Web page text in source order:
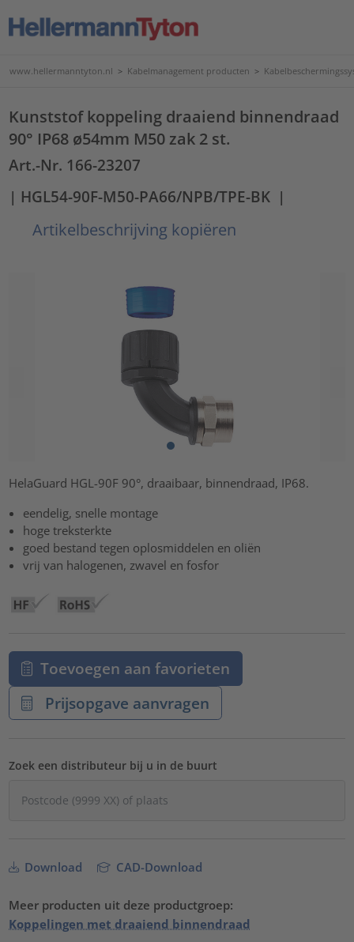
www.hellermanntyton.nl > Kabelmanagement producten >
Kunststof koppeling draaiend binnendraad
90° IP68 ø54mm M50 zak 2 st.
Art.-Nr. 166-23207
| HGL54-90F-M50-PA66/NPB/TPE-BK |
Artikelbeschrijving kopiëren
HelaGuard HGL-90F 90°, draaibaar, binnendraad, IP68.
eendelig, snelle montage
hoge treksterkte
goed bestand tegen oplosmiddelen en oliën
vrij van halogenen, zwavel en fosfor
Toevoegen aan favorieten
Prijsopgave aanvragen
Zoek een distributeur bij u in de buurt
Download CAD-Download
Meer producten uit deze productgroep:
Koppelingen met draaiend binnendraad